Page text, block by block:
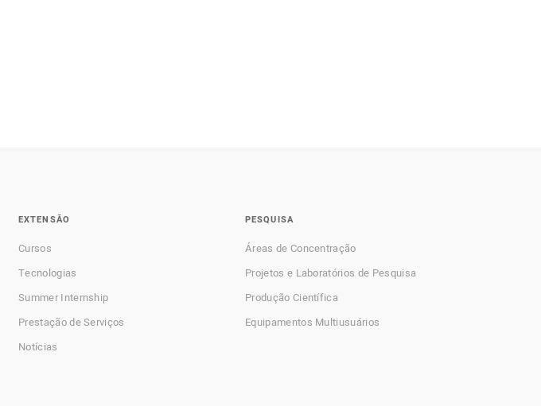
EXTENSÃO
Cursos
Tecnologias
Summer Internship
Prestação de Serviços
Notícias
PESQUISA
Áreas de Concentração
Projetos e Laboratórios de Pesquisa
Produção Científica
Equipamentos Multiusuários